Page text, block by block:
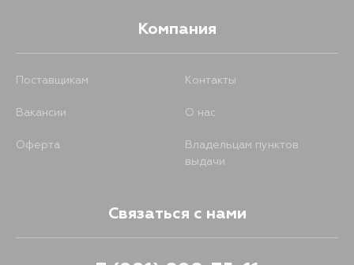
Компания
Поставщикам Контакты
Вакансии О нас
Оферта
Владельцам пунктов
выдачи
Связаться с нами